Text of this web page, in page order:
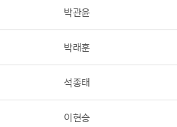
박관윤
박래훈
석종태
이현승